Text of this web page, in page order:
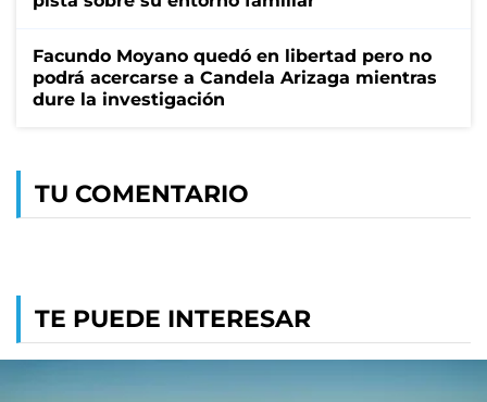
Facundo Moyano quedó en libertad pero no
podrá acercarse a Candela Arizaga mientras
dure la investigación
TU COMENTARIO
TE PUEDE INTERESAR